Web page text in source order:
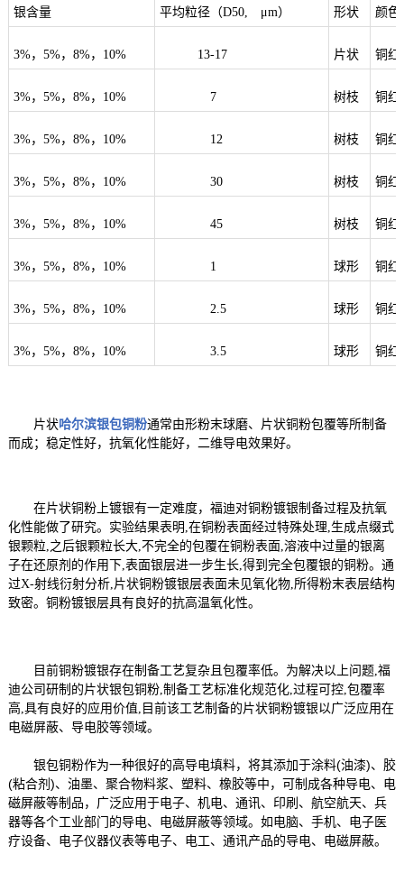
银含量 平均粒径（D50, μm） 形状 颜色
3%， 5%， 8%， 10% 13-17 片状 铜红
3%， 5%， 8%， 10% 7 树枝 铜红
3%， 5%， 8%， 10% 12 树枝 铜红
3%， 5%， 8%， 10% 30 树枝 铜红
3%， 5%， 8%， 10% 45 树枝 铜红
3%， 5%， 8%， 10% 1 球形 铜红
3%， 5%， 8%， 10% 2.5 球形 铜红
3%， 5%， 8%， 10% 3.5 球形 铜红
片状哈尔滨银包铜粉通常由形粉末球磨、片状铜粉包覆等所制备
而成；稳定性好，抗氧化性能好，二维导电效果好。
在片状铜粉上镀银有一定难度，福迪对铜粉镀银制备过程及抗氧
化性能做了研究。实验结果表明,在铜粉表面经过特殊处理,生成点缀式
银颗粒,之后银颗粒长大,不完全的包覆在铜粉表面,溶液中过量的银离
子在还原剂的作用下,表面银层进一步生长,得到完全包覆银的铜粉。通
过X-射线衍射分析,片状铜粉镀银层表面未见氧化物,所得粉末表层结构
致密。铜粉镀银层具有良好的抗高温氧化性。
目前铜粉镀银存在制备工艺复杂且包覆率低。为解决以上问题,福
迪公司研制的片状银包铜粉,制备工艺标准化规范化,过程可控,包覆率
高,具有良好的应用价值,目前该工艺制备的片状铜粉镀银以广泛应用在
电磁屏蔽、导电胶等领域。
银包铜粉作为一种很好的高导电填料，将其添加于涂料(油漆)、胶
(粘合剂)、油墨、聚合物料浆、塑料、橡胶等中，可制成各种导电、电
磁屏蔽等制品，广泛应用于电子、机电、通讯、印刷、航空航天、兵
器等各个工业部门的导电、电磁屏蔽等领域。如电脑、手机、电子医
疗设备、电子仪器仪表等电子、电工、通讯产品的导电、电磁屏蔽。